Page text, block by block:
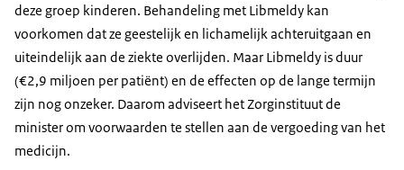
deze groep kinderen. Behandeling met Libmeldy kan
voorkomen dat ze geestelijk en lichamelijk achteruitgaan en
uiteindelijk aan de ziekte overlijden. Maar Libmeldy is duur
(€2,9 miljoen per patiënt) en de effecten op de lange termijn
zijn nog onzeker. Daarom adviseert het Zorginstituut de
minister om voorwaarden te stellen aan de vergoeding van het
medicijn.